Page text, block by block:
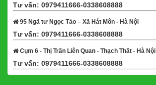
Tư vấn: 0979411666-0338608888
95 Ngã tư Ngọc Tảo – Xã Hát Môn - Hà Nội
Tư vấn: 0979411666-0338608888
Cụm 6 - Thị Trấn Liên Quan - Thạch Thất - Hà Nội
Tư vấn: 0979411666-0338608888